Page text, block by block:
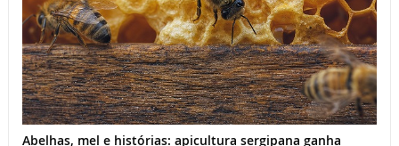
Abelhas, mel e histórias: apicultura sergipana ganha